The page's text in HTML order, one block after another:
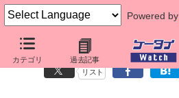
Powered by
カテゴリ 過去記事
防水防塵のかんたん携帯「843SH」
リスト